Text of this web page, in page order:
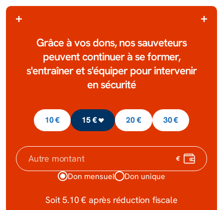
grâce à vos dons, nos sauve­­­­teurs
peuvent continuer à se former,
s'entraîner et s'équiper pour intervenir
en sécurité
Don mensuel Don unique
10 € 15 € 20 € 30 €
Soit5.10 € après réduction fiscale
Autre montant €